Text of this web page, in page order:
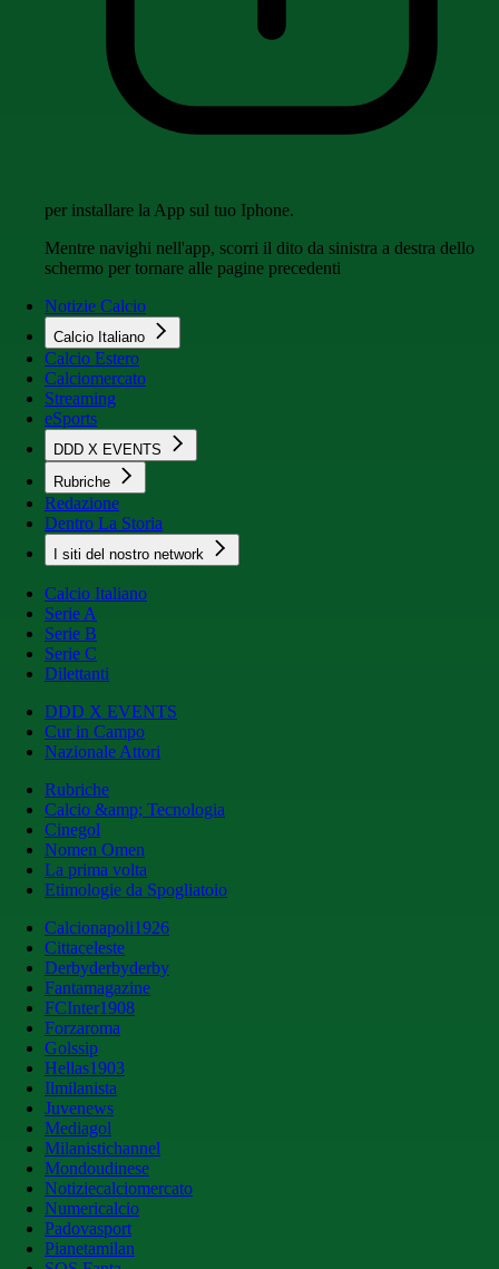
per installare la App sul tuo Iphone.
Mentre navighi nell'app, scorri il dito da sinistra a destra dello
schermo per tornare alle pagine precedenti
Notizie Calcio
Calcio Italiano
Calcio Estero
Calciomercato
Streaming
eSports
DDD X EVENTS
Rubriche
Redazione
Dentro La Storia
I siti del nostro network
Calcio Italiano
Serie A
Serie B
Serie C
Dilettanti
DDD X EVENTS
Cur in Campo
Nazionale Attori
Rubriche
Calcio &amp; Tecnologia
Cinegol
Nomen Omen
La prima volta
Etimologie da Spogliatoio
Calcionapoli1926
Cittaceleste
Derbyderbyderby
Fantamagazine
FCInter1908
Forzaroma
Golssip
Hellas1903
Ilmilanista
Juvenews
Mediagol
Milanistichannel
Mondoudinese
Notiziecalciomercato
Numericalcio
Padovasport
Pianetamilan